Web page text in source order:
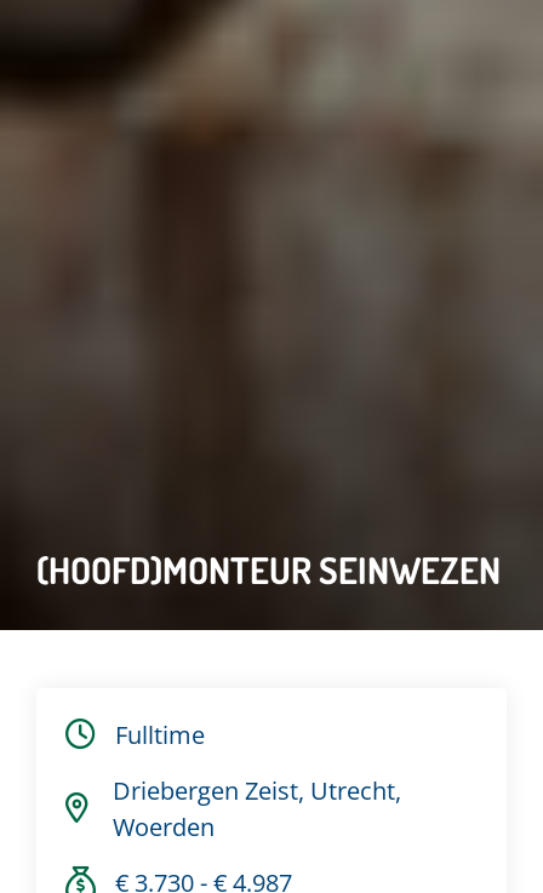
(HOOFD)MONTEUR SEINWEZEN
Fulltime
Driebergen Zeist, Utrecht,
Woerden
€ 3.730 - € 4.987